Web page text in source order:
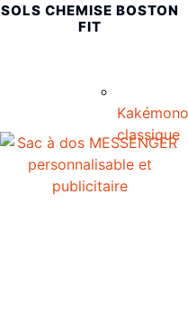
Kakémono
classique
SOLS CHEMISE BOSTON
FIT